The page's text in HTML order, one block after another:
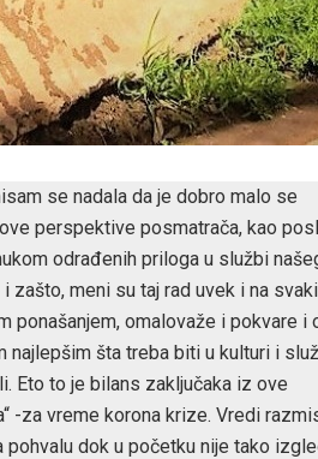
se nadala da je dobro malo se
perspektive posmatrača, kao
odrađenih priloga u službi
zašto, meni su taj rad uvek i na
ponašanjem, omalovaže i pokvare i
najlepšim šta treba biti u kulturi i
Eto to je bilans zaključaka iz ove
-za vreme korona krize. Vredi
dok u početku nije tako